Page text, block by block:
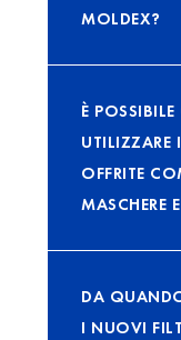
MOLDEX?
È
UTILIZZARE
OFFRITE
MASCHERE
DA
I NUOVI